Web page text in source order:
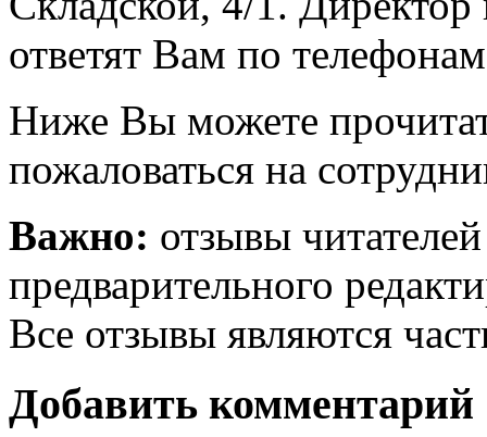
ответят Вам по
Ниже Вы можете
пожаловаться на
Важно: отзывы
предварительного
Все отзывы являются
Добавить комментарий